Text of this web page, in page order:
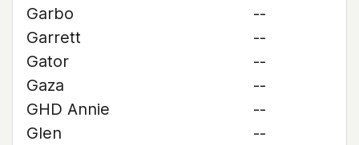
Garbo
--
Garrett
--
Gator
--
Gaza
--
GHD Annie
--
Glen
--